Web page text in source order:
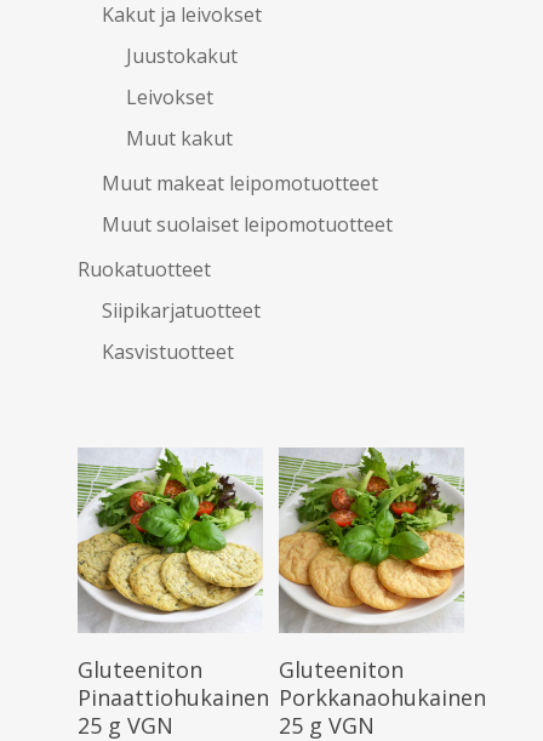
Kakut ja leivokset
Juustokakut
Leivokset
Muut kakut
Muut makeat leipomotuotteet
Muut suolaiset leipomotuotteet
Ruokatuotteet
Siipikarjatuotteet
Kasvistuotteet
Lue Lisää
Gluteeniton
Pinaattiohukainen
25 g VGN
Lue Lisää
Gluteeniton
Porkkanaohukainen
25 g VGN